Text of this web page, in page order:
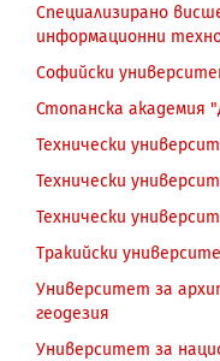
Специализирано
информационни
Софийски
Стопанска академия
Технически
Технически
Технически
Тракийски
Университет за
геодезия
Университет за